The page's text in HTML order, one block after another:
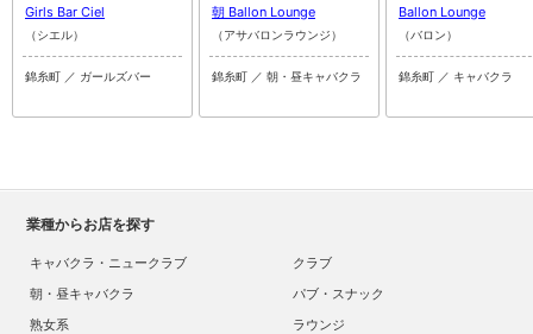
Girls Bar Ciel
（シエル）
錦糸町 ／ ガールズバー
朝 Ballon Lounge
（アサバロンラウンジ）
錦糸町 ／ 朝・昼キャバクラ
Ballon Lounge
（バロン）
錦糸町 ／ キャバクラ
業種からお店を探す
キャバクラ・ニュークラブ
クラブ
朝・昼キャバクラ
パブ・スナック
熟女系
ラウンジ